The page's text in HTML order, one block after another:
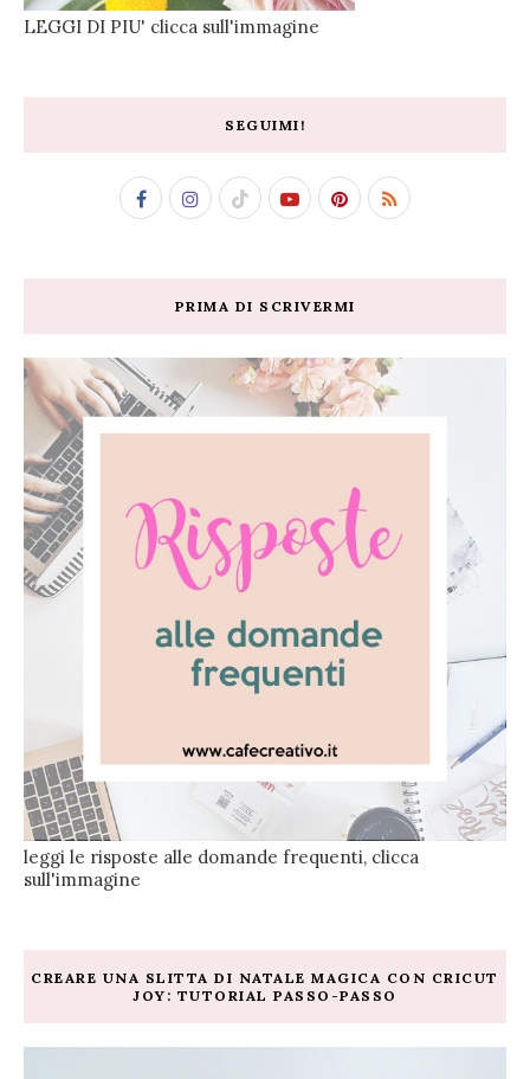
LEGGI DI PIU' clicca sull'immagine
SEGUIMI!
PRIMA DI SCRIVERMI
leggi le risposte alle domande frequenti, clicca
sull'immagine
CREARE UNA SLITTA DI NATALE MAGICA CON CRICUT
JOY: TUTORIAL PASSO-PASSO